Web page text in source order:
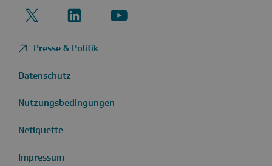
Twitter
LinkedIn
YouTube
Presse & Politik
Datenschutz
Nutzungsbedingungen
Netiquette
Impressum